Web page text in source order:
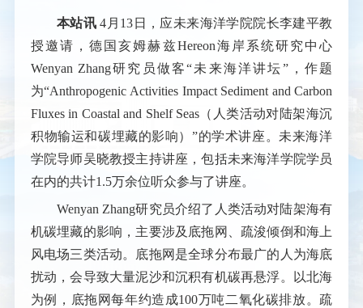
本站讯 4月13日，应未来海洋学院院长李建平教
授邀请，德国亥姆赫兹Hereon海岸系统研究中心
Wenyan Zhang研究员做客“未来海洋讲坛”，作题
为“Anthropogenic Activities Impact Sediment and Carbon
Fluxes in Coastal and Shelf Seas（人类活动对陆架海沉
积物输运和碳埋藏的影响）”的学术讲座。未来海洋
学院导师吴晓教授主持讲座，包括未来海洋学院学员
在内的共计1.5万余位听众参与了讲座。
Wenyan Zhang研究员介绍了人类活动对陆架海有
机碳埋藏的影响，主要涉及底拖网、疏浚倾倒和海上
风电场三类活动。底拖网是全球分布最广的人为海底
扰动，会导致大量泥沙和沉积有机碳再悬浮。以北海
为例，底拖网每年约造成100万吨二氧化碳排放。疏